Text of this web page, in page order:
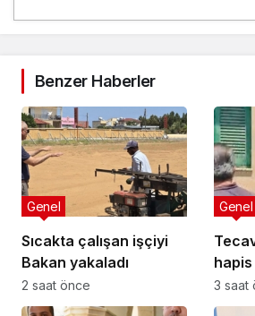
Benzer Haberler
Sıcakta çalışan işçiyi
Bakan yakaladı
Genel
2 saat önce
hapis
Genel
3 saat